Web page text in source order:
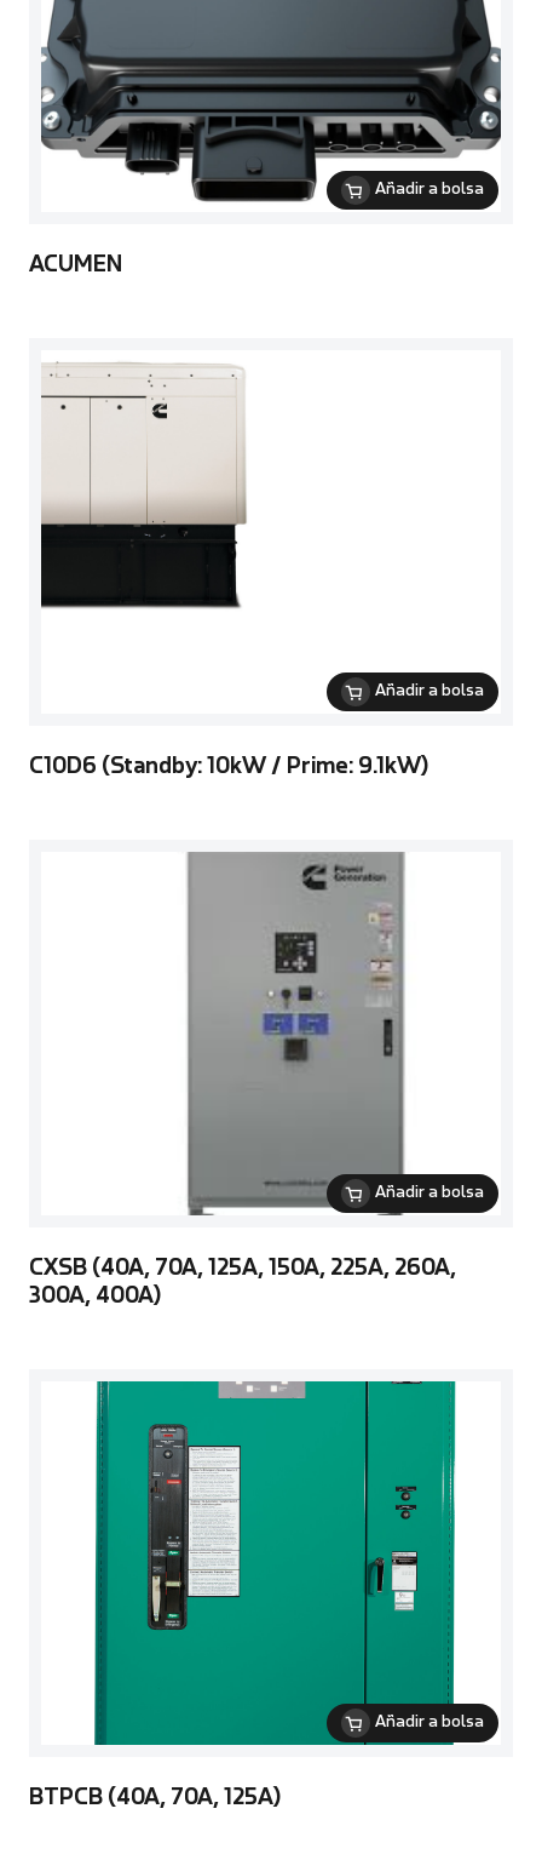
Añadir a bolsa
ACUMEN
Añadir a bolsa
C10D6 (Standby: 10kW / Prime: 9.1kW)
Añadir a bolsa
CXSB (40A, 70A, 125A, 150A, 225A, 260A,
300A, 400A)
Añadir a bolsa
BTPCB (40A, 70A, 125A)